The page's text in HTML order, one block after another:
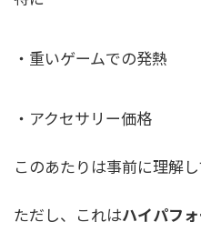
・重いゲームでの発熱
・アクセサリー価格
このあたりは事前に理解
ただし、これはハイパフ